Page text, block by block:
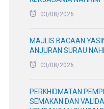
03/08/2026
MAJLIS BACAAN
ANJURAN SURAU
03/08/2026
PERKHIDMATAN
SEMAKAN DAN